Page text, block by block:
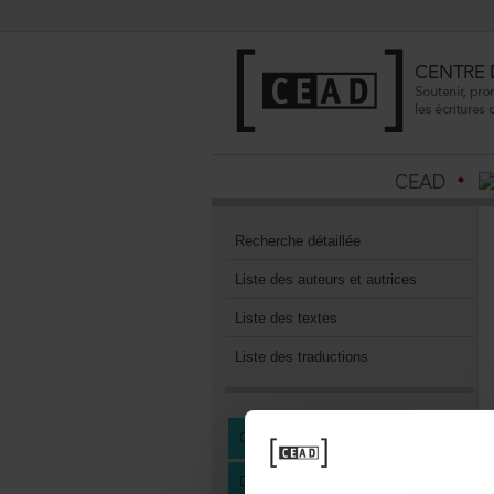
Recherchedétaillée
Listedesauteursetautrices
Listedestextes
Listedestraductions
CENTREDEDOCUMENTATION
DEVENIRMEMBREDUCEAD